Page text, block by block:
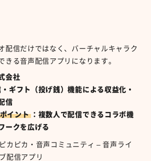
配信だけではなく、バーチャルキャラク
きる音声配信アプリになります。
会社
ギフト（投げ銭）機能による収益化・
信
イント ：複数人で配信できるコラボ機
ークを広げる
ピカピカ・音声コミュニティ – 音声ライ
ブ配信アプリ